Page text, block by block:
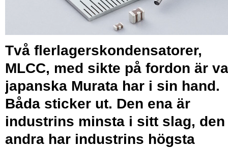
Två flerlagerskondensatorer,
MLCC, med sikte på fordon är
japanska Murata har i sin hand.
Båda sticker ut. Den ena är
industrins minsta i sitt slag, den
andra har industrins högsta